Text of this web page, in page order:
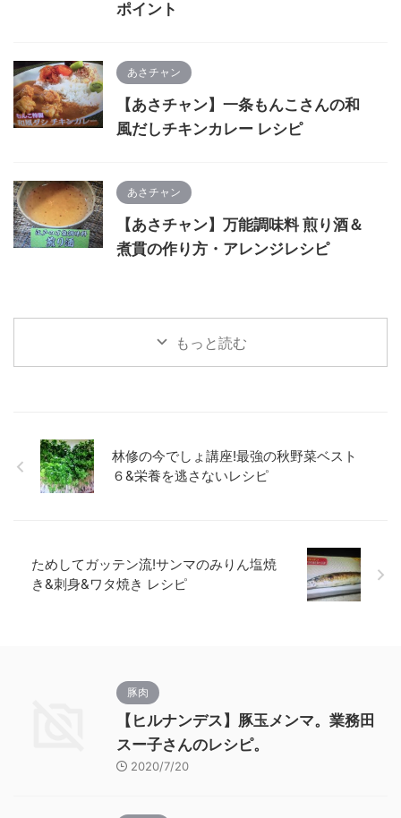
ポイント
あさチャン
【あさチャン】一条もんこさんの和
風だしチキンカレー レシピ
あさチャン
【あさチャン】万能調味料 煎り酒＆
煮貫の作り方・アレンジレシピ
もっと読む
林修の今でしょ講座!最強の秋野菜ベスト
６&栄養を逃さないレシピ
ためしてガッテン流!サンマのみりん塩焼
き&刺身&ワタ焼き レシピ
豚肉
【ヒルナンデス】豚玉メンマ。業務田
スー子さんのレシピ。
2020/7/20